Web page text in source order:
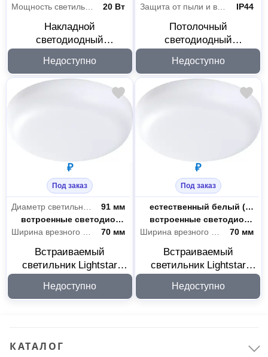
Электрика и свет
Освещение
Светильники 25
20 Вт
Накладной
светодиодный
225204
Недоступно
Защита от пыли и влаги
IP44
Потолочный
светодиодный
Arco 225202
Недоступно
₽
Под заказ
Диаметр светильника
91 мм
Цоколь
встроенные светодиоды (LED)
70 мм
Встраиваемый
светильник Lightstar
Недоступно
₽
Под заказ
Цветность
естественный белый (3300-5000 К)
Цоколь
встроенные светодиоды (LED)
70 мм
Встраиваемый
светильник Lightstar
Недоступно
КАТАЛОГ